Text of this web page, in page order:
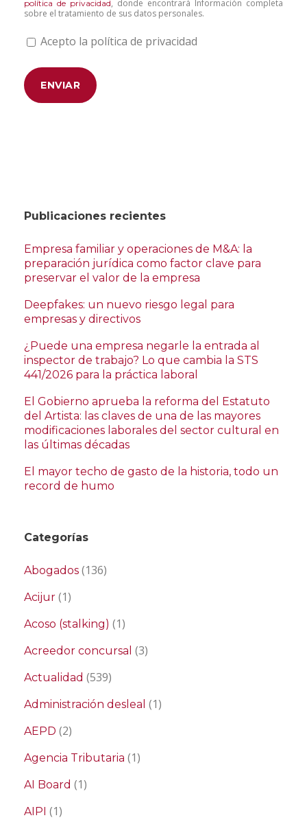
política de privacidad, donde encontrará Información completa
sobre el tratamiento de sus datos personales.
Acepto la política de privacidad
Publicaciones recientes
Empresa familiar y operaciones de M&A: la
preparación jurídica como factor clave para
preservar el valor de la empresa
Deepfakes: un nuevo riesgo legal para
empresas y directivos
¿Puede una empresa negarle la entrada al
inspector de trabajo? Lo que cambia la STS
441/2026 para la práctica laboral
El Gobierno aprueba la reforma del Estatuto
del Artista: las claves de una de las mayores
modificaciones laborales del sector cultural en
las últimas décadas
El mayor techo de gasto de la historia, todo un
record de humo
Categorías
Abogados (136)
Acijur (1)
Acoso (stalking) (1)
Acreedor concursal (3)
Actualidad (539)
Administración desleal (1)
AEPD (2)
Agencia Tributaria (1)
AI Board (1)
AIPI (1)